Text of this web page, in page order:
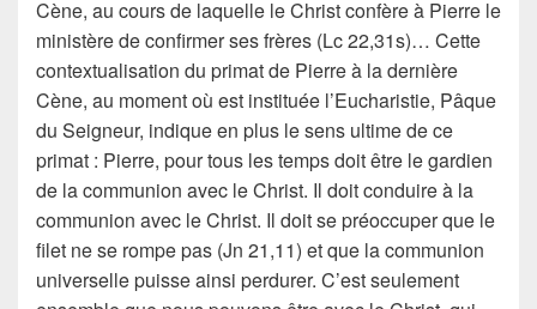
Cène, au cours de laquelle le Christ confère à Pierre le
ministère de confirmer ses frères (Lc 22,31s)… Cette
contextualisation du primat de Pierre à la dernière
Cène, au moment où est instituée l’Eucharistie, Pâque
du Seigneur, indique en plus le sens ultime de ce
primat : Pierre, pour tous les temps doit être le gardien
de la communion avec le Christ. Il doit conduire à la
communion avec le Christ. Il doit se préoccuper que le
filet ne se rompe pas (Jn 21,11) et que la communion
universelle puisse ainsi perdurer. C’est seulement